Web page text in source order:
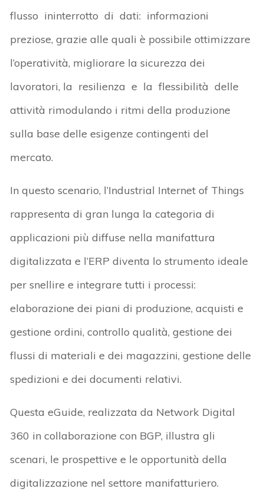
flusso ininterrotto di dati: informazioni
preziose, grazie alle quali è possibile ottimizzare
l’operatività, migliorare la sicurezza dei
lavoratori, la resilienza e la flessibilità delle
attività rimodulando i ritmi della produzione
sulla base delle esigenze contingenti del
mercato.
In questo scenario, l’Industrial Internet of Things
rappresenta di gran lunga la categoria di
applicazioni più diffuse nella manifattura
digitalizzata e l’ERP diventa lo strumento ideale
per snellire e integrare tutti i processi:
elaborazione dei piani di produzione, acquisti e
gestione ordini, controllo qualità, gestione dei
flussi di materiali e dei magazzini, gestione delle
spedizioni e dei documenti relativi.
Questa eGuide, realizzata da Network Digital
360 in collaborazione con BGP, illustra gli
scenari, le prospettive e le opportunità della
digitalizzazione nel settore manifatturiero.